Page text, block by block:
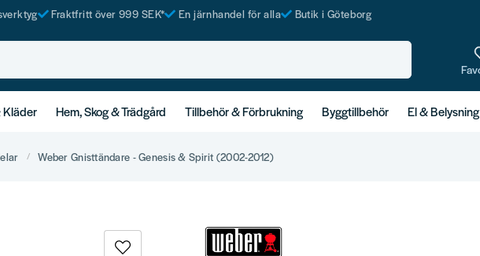
Fraktfritt över 999 SEK* En järnhandel för alla Butik i Göteborg
Kläder Hem, Skog & Trädgård Tillbehör & Förbrukning Byggtillbehör El & Belysning
Weber Gnisttändare - Genesis & Spirit (2002-2012)